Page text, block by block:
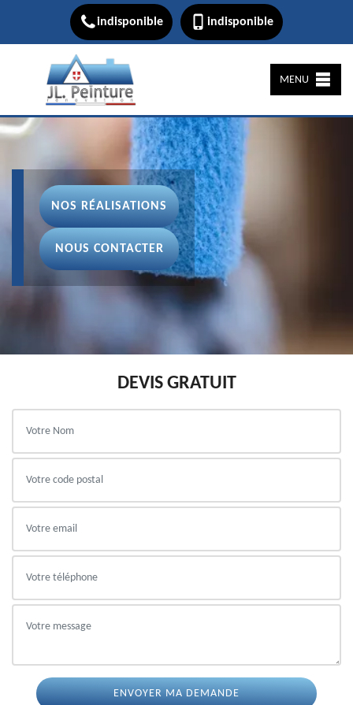
indisponible indisponible
MENU
NOS RÉALISATIONS
NOUS CONTACTER
DEVIS GRATUIT